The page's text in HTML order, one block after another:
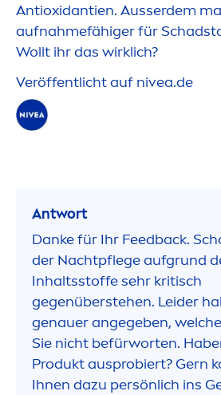
Antioxidantien. Ausserdem
aufnahmefähiger für
Wollt ihr das wirklich?
Veröffentlicht auf nivea.de
Antwort
Danke für Ihr Feedback.
der Nachtpflege aufgrund
Inhaltsstoffe sehr kritisch
gegenüberstehen. Leider
genauer angegeben,
Sie nicht befürworten.
Produkt ausprobiert? Gern
Ihnen dazu persönlich ins